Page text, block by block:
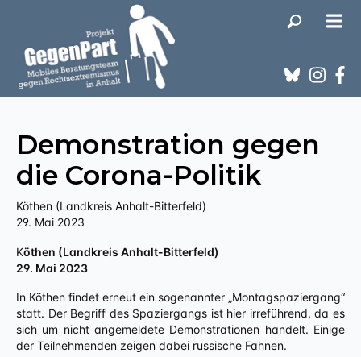
Demonstration gegen
die Corona-Politik
Köthen (Landkreis Anhalt-Bitterfeld)
29. Mai 2023
Köthen (Landkreis Anhalt-Bitterfeld)
29. Mai 2023
In Köthen findet erneut ein sogenannter „Montagspaziergang“
statt. Der Begriff des Spaziergangs ist hier irreführend, da es
sich um nicht angemeldete Demonstrationen handelt. Einige
der Teilnehmenden zeigen dabei russische Fahnen.